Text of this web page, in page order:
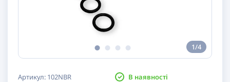
1/4
Артикул: 102NBR В наявності